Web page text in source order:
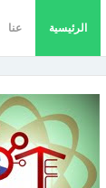
الرئيسية عنا